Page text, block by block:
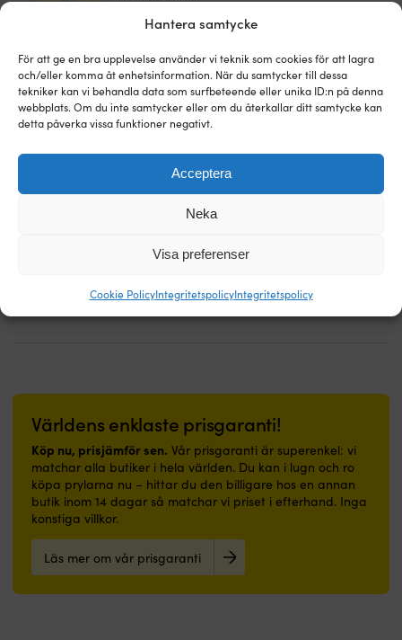
Hantera samtycke
För att ge en bra upplevelse använder vi teknik som cookies för att lagra
och/eller komma åt enhetsinformation. När du samtycker till dessa
tekniker kan vi behandla data som surfbeteende eller unika ID:n på denna
webbplats. Om du inte samtycker eller om du återkallar ditt samtycke kan
detta påverka vissa funktioner negativt.
Acceptera
Neka
Visa preferenser
Cookie PolicyIntegritetspolicyIntegritetspolicy
Nya sjökort 2026
BÅTFIX
Vad är hydrogeneration?
Världens enklaste prisgaranti!
Köp nu, prisjämför sen. Vår prisgaranti är superenkel: vi
matchar alla butiker i hela världen. Du kan i lugn och ro
köpa prylarna nu – hittar du den billigare hos en annan
butik inom 14 dagar så matchar vi priset i efterhand. Inga
konstiga villkor.
Läs mer om vår prisgaranti